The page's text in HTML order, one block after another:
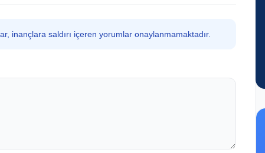
inançlara saldırı içeren yorumlar onaylanmamaktadır.